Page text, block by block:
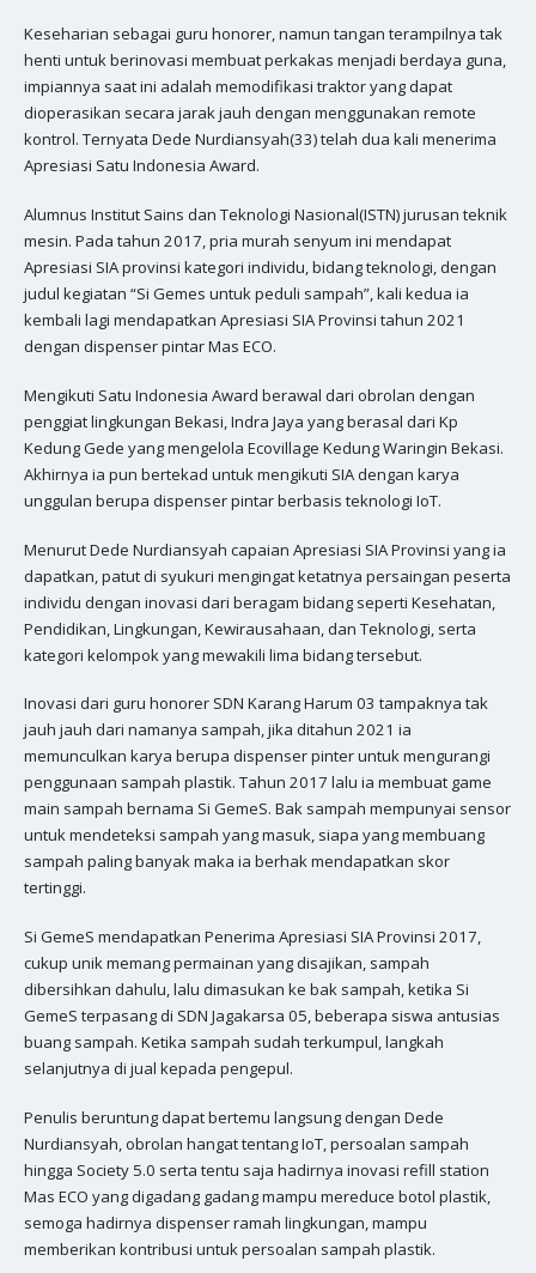
Keseharian sebagai guru honorer, namun tangan terampilnya tak
henti untuk berinovasi membuat perkakas menjadi berdaya guna,
impiannya saat ini adalah memodifikasi traktor yang dapat
dioperasikan secara jarak jauh dengan menggunakan remote
kontrol. Ternyata Dede Nurdiansyah(33) telah dua kali menerima
Apresiasi Satu Indonesia Award.
Alumnus Institut Sains dan Teknologi Nasional(ISTN) jurusan teknik
mesin. Pada tahun 2017, pria murah senyum ini mendapat
Apresiasi SIA provinsi kategori individu, bidang teknologi, dengan
judul kegiatan “Si Gemes untuk peduli sampah”, kali kedua ia
kembali lagi mendapatkan Apresiasi SIA Provinsi tahun 2021
dengan dispenser pintar Mas ECO.
Mengikuti Satu Indonesia Award berawal dari obrolan dengan
penggiat lingkungan Bekasi, Indra Jaya yang berasal dari Kp
Kedung Gede yang mengelola Ecovillage Kedung Waringin Bekasi.
Akhirnya ia pun bertekad untuk mengikuti SIA dengan karya
unggulan berupa dispenser pintar berbasis teknologi IoT.
Menurut Dede Nurdiansyah capaian Apresiasi SIA Provinsi yang ia
dapatkan, patut di syukuri mengingat ketatnya persaingan peserta
individu dengan inovasi dari beragam bidang seperti Kesehatan,
Pendidikan, Lingkungan, Kewirausahaan, dan Teknologi, serta
kategori kelompok yang mewakili lima bidang tersebut.
Inovasi dari guru honorer SDN Karang Harum 03 tampaknya tak
jauh jauh dari namanya sampah, jika ditahun 2021 ia
memunculkan karya berupa dispenser pinter untuk mengurangi
penggunaan sampah plastik. Tahun 2017 lalu ia membuat game
main sampah bernama Si GemeS. Bak sampah mempunyai sensor
untuk mendeteksi sampah yang masuk, siapa yang membuang
sampah paling banyak maka ia berhak mendapatkan skor
tertinggi.
Si GemeS mendapatkan Penerima Apresiasi SIA Provinsi 2017,
cukup unik memang permainan yang disajikan, sampah
dibersihkan dahulu, lalu dimasukan ke bak sampah, ketika Si
GemeS terpasang di SDN Jagakarsa 05, beberapa siswa antusias
buang sampah. Ketika sampah sudah terkumpul, langkah
selanjutnya di jual kepada pengepul.
Penulis beruntung dapat bertemu langsung dengan Dede
Nurdiansyah, obrolan hangat tentang IoT, persoalan sampah
hingga Society 5.0 serta tentu saja hadirnya inovasi refill station
Mas ECO yang digadang gadang mampu mereduce botol plastik,
semoga hadirnya dispenser ramah lingkungan, mampu
memberikan kontribusi untuk persoalan sampah plastik.